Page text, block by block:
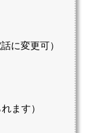
変更可）
ます）